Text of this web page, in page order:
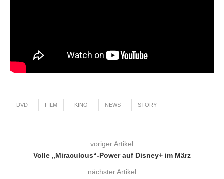
DVD FILM KINO NEWS STORY
voriger Artikel
Volle „Miraculous“-Power auf Disney+ im März
nächster Artikel